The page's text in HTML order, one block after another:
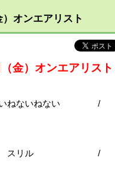
オンエアリスト
金）オンエアリスト
ねないねない
スリ